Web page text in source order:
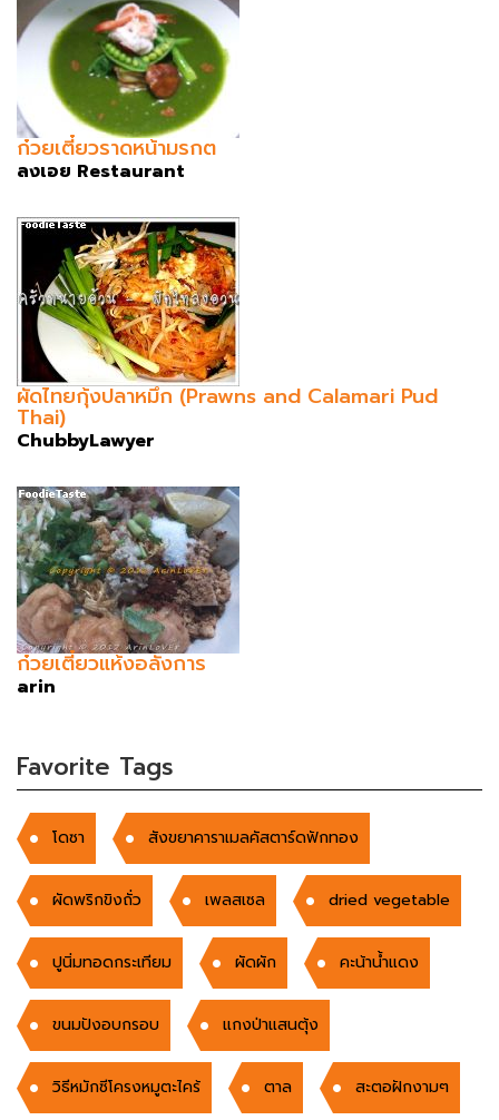
ก๋วยเตี๋ยวราดหน้ามรกต
ลงเอย Restaurant
ผัดไทยกุ้งปลาหมึก (Prawns and Calamari Pud
Thai)
ChubbyLawyer
ก๋วยเตี๋ยวแห้งอลังการ
arin
Favorite Tags
โดซา สังขยาคาราเมลคัสตาร์ดฟักทอง
ผัดพริกขิงถั่ว เพลสเซล dried vegetable
ปูนิ่มทอดกระเทียม ผัดผัก คะน้าน้ำแดง
ขนมปังอบกรอบ แกงป่าแสนตุ้ง
วิธีหมักซีโครงหมูตะไคร้ ตาล สะตอฝักงามๆ